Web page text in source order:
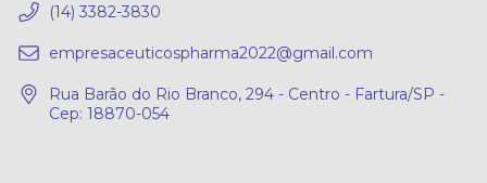
(14) 3382-3830
empresaceuticospharma2022@gmail.com
Rua Barão do Rio Branco, 294 - Centro - Fartura/SP -
Cep: 18870-054